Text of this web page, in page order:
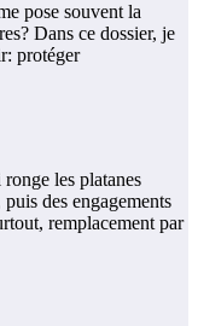
pose souvent la
Dans ce dossier, je
protéger
les platanes
des engagements
remplacement par